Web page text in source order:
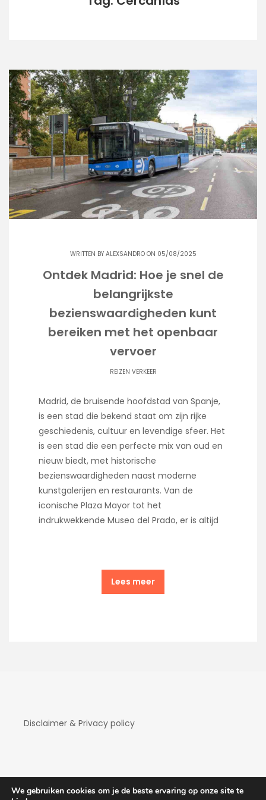
WRITTEN BY ALEXSANDROON 05/08/2025
Ontdek Madrid: Hoe je snel de
belangrijkste
bezienswaardigheden kunt
bereiken met het openbaar
vervoer
REIZEN VERKEER
Madrid, de bruisende hoofdstad van Spanje,
is een stad die bekend staat om zijn rijke
geschiedenis, cultuur en levendige sfeer. Het
is een stad die een perfecte mix van oud en
nieuw biedt, met historische
bezienswaardigheden naast moderne
kunstgalerijen en restaurants. Van de
iconische Plaza Mayor tot het
indrukwekkende Museo del Prado, er is altijd
Lees meer
Disclaimer & Privacy policy
We gebruiken cookies om je de beste ervaring op onze site te